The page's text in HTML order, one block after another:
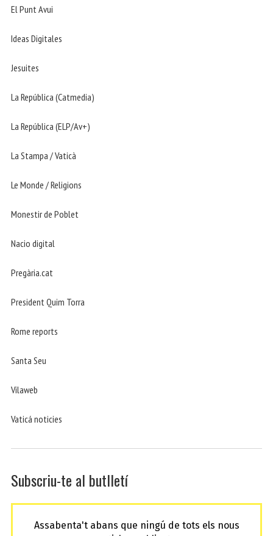
El Punt Avui
Ideas Digitales
Jesuites
La República (Catmedia)
La República (ELP/Av+)
La Stampa / Vaticà
Le Monde / Religions
Monestir de Poblet
Nacio digital
Pregària.cat
President Quim Torra
Rome reports
Santa Seu
Vilaweb
Vaticá noticies
Subscriu-te al butlletí
Assabenta't abans que ningú de tots els nous